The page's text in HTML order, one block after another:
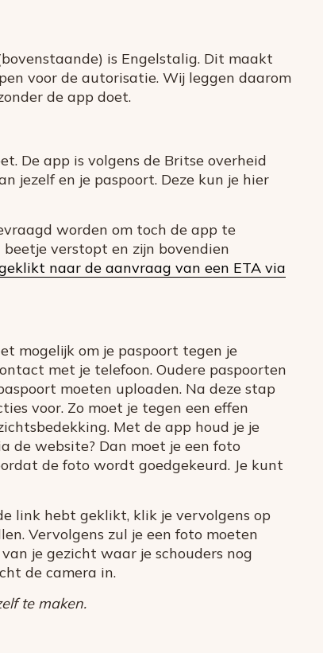
is Engelstalig. Dit maakt
voor de autorisatie. Wij leggen daarom
de app doet.
De app is volgens de Britse overheid
jezelf en je paspoort. Deze kun je hier
worden om toch de app te
verstopt en zijn bovendien
naar de aanvraag van een ETA via
mogelijk om je paspoort tegen je
met je telefoon. Oudere paspoorten
moeten uploaden. Na deze stap
voor. Zo moet je tegen een effen
Met de app houd je je
de website? Dan moet je een foto
de foto wordt goedgekeurd. Je kunt
link hebt geklikt, klik je vervolgens op
Vervolgens zul je een foto moeten
je gezicht waar je schouders nog
de camera in.
te maken.